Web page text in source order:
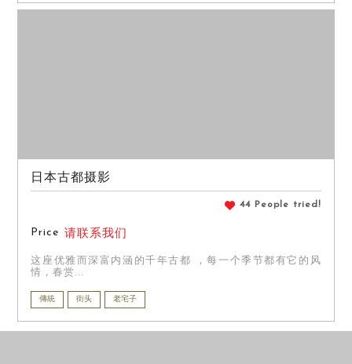
日本古都摄影
44 People tried!
Price 请联系我们
这座优雅而深富内涵的千年古都 ，每一个季节都有它的风
情，春赏...
傳統 街头 老宅子